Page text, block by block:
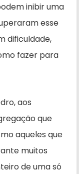
inibir uma
esse
dificulda­de,
fazer para
aos
que
aqueles que
muitos
de uma só